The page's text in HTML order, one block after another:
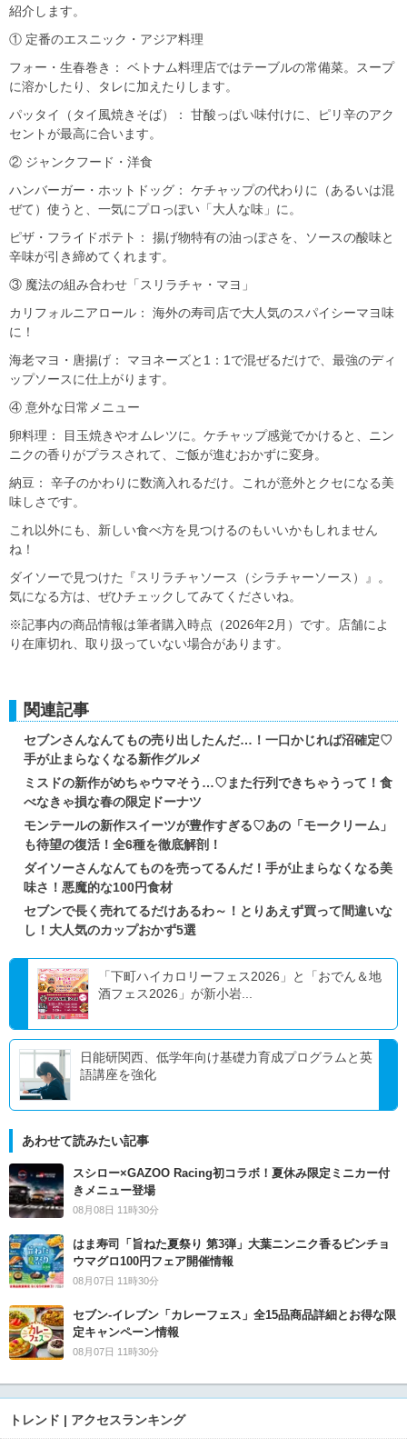
紹介します。
① 定番のエスニック・アジア料理
フォー・生春巻き： ベトナム料理店ではテーブルの常備菜。スープ
に溶かしたり、タレに加えたりします。
パッタイ（タイ風焼きそば）： 甘酸っぱい味付けに、ピリ辛のアク
セントが最高に合います。
② ジャンクフード・洋食
ハンバーガー・ホットドッグ： ケチャップの代わりに（あるいは混
ぜて）使うと、一気にプロっぽい「大人な味」に。
ピザ・フライドポテト： 揚げ物特有の油っぽさを、ソースの酸味と
辛味が引き締めてくれます。
③ 魔法の組み合わせ「スリラチャ・マヨ」
カリフォルニアロール： 海外の寿司店で大人気のスパイシーマヨ味
に！
海老マヨ・唐揚げ： マヨネーズと1：1で混ぜるだけで、最強のディ
ップソースに仕上がります。
④ 意外な日常メニュー
卵料理： 目玉焼きやオムレツに。ケチャップ感覚でかけると、ニン
ニクの香りがプラスされて、ご飯が進むおかずに変身。
納豆： 辛子のかわりに数滴入れるだけ。これが意外とクセになる美
味しさです。
これ以外にも、新しい食べ方を見つけるのもいいかもしれません
ね！
ダイソーで見つけた『スリラチャソース（シラチャーソース）』。
気になる方は、ぜひチェックしてみてくださいね。
※記事内の商品情報は筆者購入時点（2026年2月）です。店舗によ
り在庫切れ、取り扱っていない場合があります。
関連記事
セブンさんなんてもの売り出したんだ…！一口かじれば沼確定♡
手が止まらなくなる新作グルメ
ミスドの新作がめちゃウマそう…♡また行列できちゃうって！食
べなきゃ損な春の限定ドーナツ
モンテールの新作スイーツが豊作すぎる♡あの「モークリーム」
も待望の復活！全6種を徹底解剖！
ダイソーさんなんてものを売ってるんだ！手が止まらなくなる美
味さ！悪魔的な100円食材
セブンで長く売れてるだけあるわ～！とりあえず買って間違いな
し！大人気のカップおかず5選
「下町ハイカロリーフェス2026」と「おでん＆地
酒フェス2026」が新小岩...
日能研関西、低学年向け基礎力育成プログラムと英
語講座を強化
あわせて読みたい記事
スシロー×GAZOO Racing初コラボ！夏休み限定ミニカー付
きメニュー登場
08月08日 11時30分
はま寿司「旨ねた夏祭り 第3弾」大葉ニンニク香るビンチョ
ウマグロ100円フェア開催情報
08月07日 11時30分
セブン‐イレブン「カレーフェス」全15品商品詳細とお得な限
定キャンペーン情報
08月07日 11時30分
トレンド | アクセスランキング